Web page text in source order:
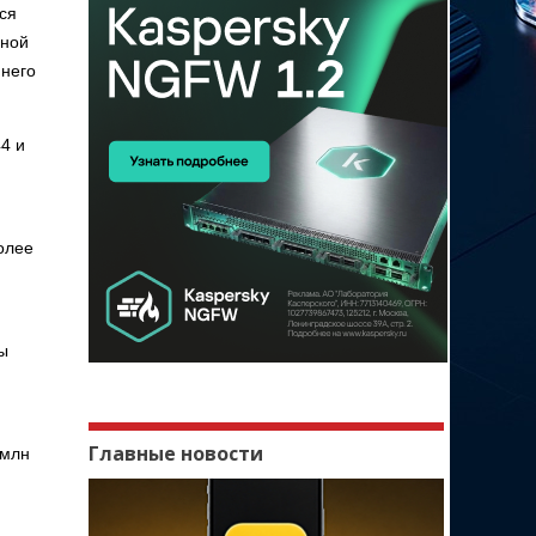
и
Главные новости